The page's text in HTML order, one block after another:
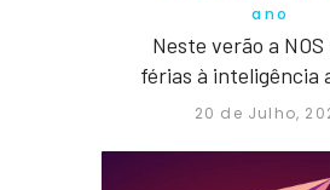
ano
Neste verão a NOS
férias à inteligência
20 de Julho,